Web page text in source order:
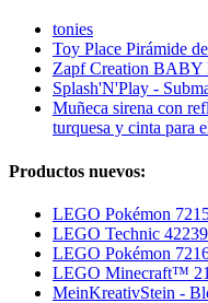
tonies
Toy Place Pirámide
Zapf Creation BABY
Splash'N'Play -
Muñeca sirena con
turquesa y cinta para
Productos nuevos:
LEGO Pokémon
LEGO Technic
LEGO Pokémon
LEGO Minecraft™
MeinKreativStein -